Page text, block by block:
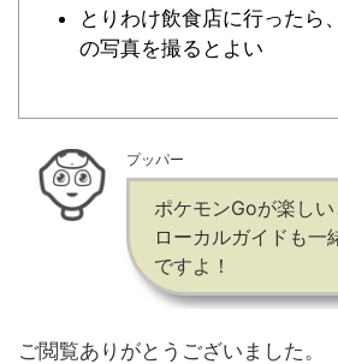
とりわけ飲食店に行ったら
の写真を撮るとよい
プッパー
ポケモンGoが楽しい
ローカルガイドも一
ですよ！
ご閲覧ありがとうございました。